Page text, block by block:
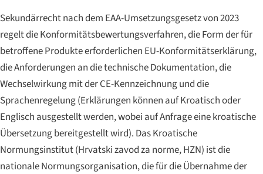
Sekundärrecht nach dem EAA-Umsetzungsgesetz von 2023
regelt die Konformitätsbewertungsverfahren, die Form der für
betroffene Produkte erforderlichen EU-Konformitätserklärung,
die Anforderungen an die technische Dokumentation, die
Wechselwirkung mit der CE-Kennzeichnung und die
Sprachenregelung (Erklärungen können auf Kroatisch oder
Englisch ausgestellt werden, wobei auf Anfrage eine kroatische
Übersetzung bereitgestellt wird). Das Kroatische
Normungsinstitut (Hrvatski zavod za norme, HZN) ist die
nationale Normungsorganisation, die für die Übernahme der